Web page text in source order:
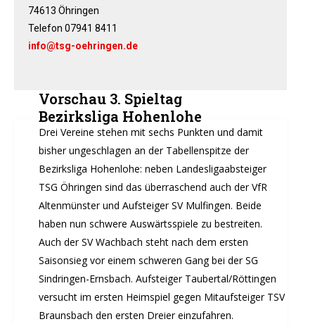
Jazztanz
Jedermann-Turnen
Judo
Karate
Kinderturnen
Leichtathletik
Musikzug
Rehasport
Schach
Schwimmen
Sportabzeichen
74613 Öhringen
Telefon 07941 8411
info@tsg-oehringen.de
Vorschau 3. Spieltag
Bezirksliga Hohenlohe
Drei Vereine stehen mit sechs Punkten und damit
bisher ungeschlagen an der Tabellenspitze der
Bezirksliga Hohenlohe: neben Landesligaabsteiger
TSG Öhringen sind das überraschend auch der VfR
Altenmünster und Aufsteiger SV Mulfingen. Beide
haben nun schwere Auswärtsspiele zu bestreiten.
Auch der SV Wachbach steht nach dem ersten
Saisonsieg vor einem schweren Gang bei der SG
Sindringen-Ernsbach. Aufsteiger Taubertal/Röttingen
versucht im ersten Heimspiel gegen Mitaufsteiger TSV
Braunsbach den ersten Dreier einzufahren.